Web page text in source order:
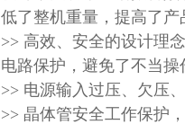
低了整机重量，提高了
>> 高效、安全的设计理
电路保护，避免了不当
>> 电源输入过压、欠压
>> 晶体管安全工作保护